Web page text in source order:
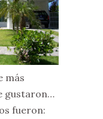
más
gustaron…
fueron: